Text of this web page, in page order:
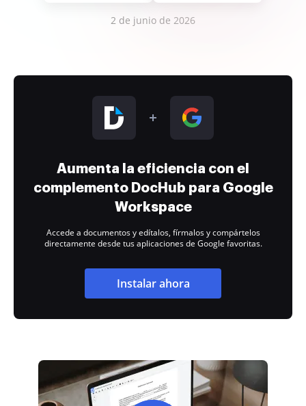
2 de junio de 2026
Aumenta la eficiencia con el
complemento DocHub para Google
Workspace
Accede a documentos y edítalos, fírmalos y compártelos
directamente desde tus aplicaciones de Google favoritas.
Instalar ahora